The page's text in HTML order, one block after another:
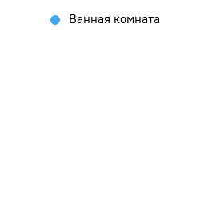
Ванная комната